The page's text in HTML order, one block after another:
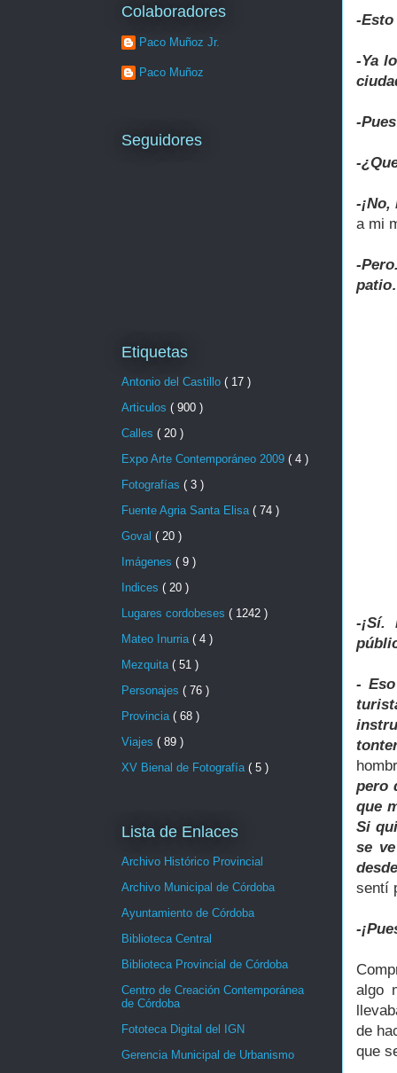
-
-Ya
-
-
-¡No,
a mi
-
-¡Sí.
-
pero
que
Si
se
sentí
-
algo
de
que
Colaboradores
Paco Muñoz Jr.
Paco Muñoz
Seguidores
Etiquetas
Antonio del Castillo ( 17 )
Articulos ( 900 )
Calles ( 20 )
Expo Arte Contemporáneo 2009 ( 4 )
Fotografías ( 3 )
Fuente Agria Santa Elisa ( 74 )
Goval ( 20 )
Imágenes ( 9 )
Indices ( 20 )
Lugares cordobeses ( 1242 )
Mateo Inurria ( 4 )
Mezquita ( 51 )
Personajes ( 76 )
Provincia ( 68 )
Viajes ( 89 )
XV Bienal de Fotografía ( 5 )
Lista de Enlaces
Archivo Histórico Provincial
Archivo Municipal de Córdoba
Ayuntamiento de Córdoba
Biblioteca Central
Biblioteca Provincial de Córdoba
Centro de Creación Contemporánea
de Córdoba
Fototeca Digital del IGN
Gerencia Municipal de Urbanismo